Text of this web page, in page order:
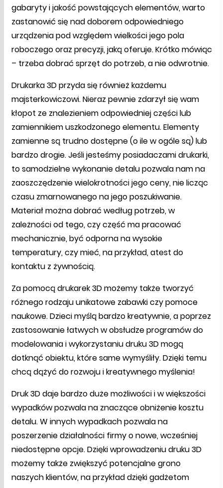
gabaryty i jakość powstających elementów, warto
zastanowić się nad doborem odpowiedniego
urządzenia pod względem wielkości jego pola
roboczego oraz precyzji, jaką oferuje. Krótko mówiąc
– trzeba dobrać sprzęt do potrzeb, a nie odwrotnie.
Drukarka 3D przyda się również każdemu
majsterkowiczowi. Nieraz pewnie zdarzył się wam
kłopot ze znalezieniem odpowiedniej części lub
zamiennikiem uszkodzonego elementu. Elementy
zamienne są trudno dostępne (o ile w ogóle są) lub
bardzo drogie. Jeśli jesteśmy posiadaczami drukarki,
to samodzielne wykonanie detalu pozwala nam na
zaoszczędzenie wielokrotności jego ceny, nie licząc
czasu zmarnowanego na jego poszukiwanie.
Materiał można dobrać według potrzeb, w
zależności od tego, czy część ma pracować
mechanicznie, być odporna na wysokie
temperatury, czy mieć, na przykład, atest do
kontaktu z żywnością.
Za pomocą drukarek 3D możemy także tworzyć
różnego rodzaju unikatowe zabawki czy pomoce
naukowe. Dzieci myślą bardzo kreatywnie, a poprzez
zastosowanie łatwych w obsłudze programów do
modelowania i wykorzystaniu druku 3D mogą
dotknąć obiektu, które same wymyśliły. Dzięki temu
chcą dążyć do rozwoju i kreatywnego myślenia!
Druk 3D daje bardzo duże możliwości i w większości
wypadków pozwala na znaczące obniżenie kosztu
detalu. W innych wypadkach pozwala na
poszerzenie działalności firmy o nowe, wcześniej
niedostępne opcje. Dzięki wprowadzeniu druku 3D
możemy także zwiększyć potencjalne grono
naszych klientów, na przykład dzięki gadżetom